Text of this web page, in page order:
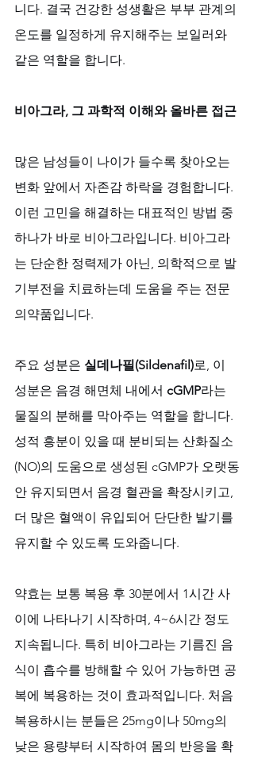
니다. 결국 건강한 성생활은 부부 관계의
온도를 일정하게 유지해주는 보일러와
같은 역할을 합니다.
비아그라, 그 과학적 이해와 올바른 접근
많은 남성들이 나이가 들수록 찾아오는
변화 앞에서 자존감 하락을 경험합니다.
이런 고민을 해결하는 대표적인 방법 중
하나가 바로 비아그라입니다. 비아그라
는 단순한 정력제가 아닌, 의학적으로 발
기부전을 치료하는데 도움을 주는 전문
의약품입니다.
주요 성분은 실데나필(Sildenafil)로, 이
성분은 음경 해면체 내에서 cGMP라는
물질의 분해를 막아주는 역할을 합니다.
성적 흥분이 있을 때 분비되는 산화질소
(NO)의 도움으로 생성된 cGMP가 오랫동
안 유지되면서 음경 혈관을 확장시키고,
더 많은 혈액이 유입되어 단단한 발기를
유지할 수 있도록 도와줍니다.
약효는 보통 복용 후 30분에서 1시간 사
이에 나타나기 시작하며, 4~6시간 정도
지속됩니다. 특히 비아그라는 기름진 음
식이 흡수를 방해할 수 있어 가능하면 공
복에 복용하는 것이 효과적입니다. 처음
복용하시는 분들은 25mg이나 50mg의
낮은 용량부터 시작하여 몸의 반응을 확